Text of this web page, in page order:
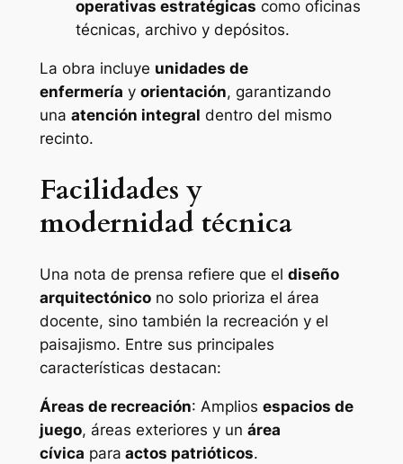
operativas estratégicas como oficinas
técnicas, archivo y depósitos.
La obra incluye unidades de
enfermería y orientación, garantizando
una atención integral dentro del mismo
recinto.
Facilidades y
modernidad técnica
Una nota de prensa refiere que el diseño
arquitectónicono solo prioriza el área
docente, sino también la recreación y el
paisajismo. Entre sus principales
características destacan:
Áreas de recreación: Amplios espacios de
juego, áreas exteriores y un área
cívica para actos patrióticos.